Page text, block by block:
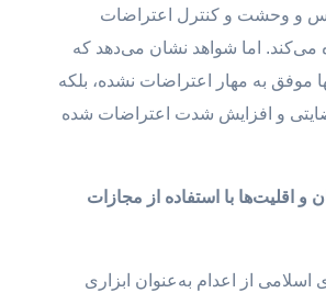
و وحشت و کنترل اعتراضات
می‌کند. اما شواهد نشان می‌دهد که
موفق به مهار اعتراضات نشده، بلکه
و افزایش شدت اعتراضات شده
اقلیت‌ها با استفاده از مجازات
از اعدام به‌عنوان ابزاری